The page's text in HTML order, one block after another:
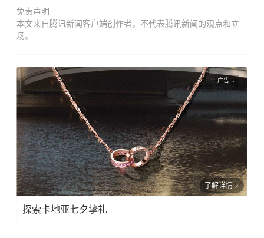
免责声明
本文来自腾讯新闻客户端创作者，不代表腾讯新闻的观点和立
场。
广告
了解详情
探索卡地亚七夕挚礼